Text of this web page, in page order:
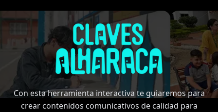
Con esta herramienta interactiva te guiaremos para
crear contenidos comunicativos de calidad para